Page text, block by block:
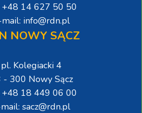
+48 14 627 50 50
info@rdn.pl
NOWY SĄCZ
pl. Kolegiacki 4
- 300 Nowy Sącz
+48 18 449 06 00
sacz@rdn.pl